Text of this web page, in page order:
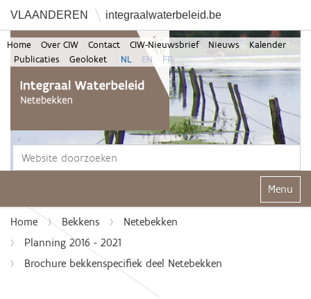
VLAANDEREN integraalwaterbeleid.be
Home Over CIW Contact CIW-Nieuwsbrief Nieuws
Kalender
Publicaties
Geoloket NL EN FR
Klap
Home Bekkens
Netebekken
Planning 2016 - 2021
Brochure bekkenspecifiek deel Netebekken